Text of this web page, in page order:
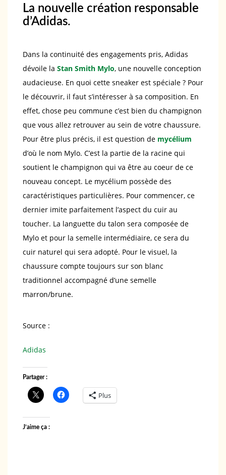
La nouvelle création responsable
d’Adidas.
Dans la continuité des engagements pris, Adidas
dévoile la Stan Smith Mylo, une nouvelle conception
audacieuse. En quoi cette sneaker est spéciale ? Pour
le découvrir, il faut s’intéresser à sa composition. En
effet, chose peu commune c’est bien du champignon
que vous allez retrouver au sein de votre chaussure.
Pour être plus précis, il est question de mycélium
d’où le nom Mylo. C’est la partie de la racine qui
soutient le champignon qui va être au coeur de ce
nouveau concept. Le mycélium possède des
caractéristiques particulières. Pour commencer, ce
dernier imite parfaitement l’aspect du cuir au
toucher. La languette du talon sera composée de
Mylo et pour la semelle intermédiaire, ce sera du
cuir naturel qui sera adopté. Pour le visuel, la
chaussure compte toujours sur son blanc
traditionnel accompagné d’une semelle
marron/brune.
Source :
Adidas
Partager :
Plus
J’aime ça :